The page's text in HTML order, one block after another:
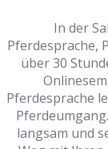
In der
Pferdesprache,
über 30
Pferdesprache
langsam und